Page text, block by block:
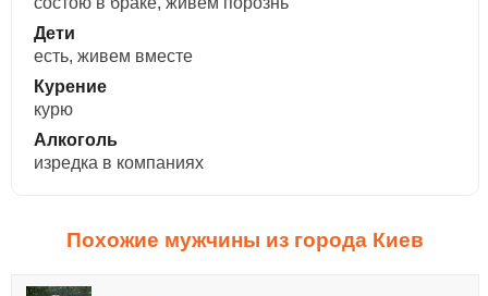
Дети
есть, живем вместе
Курение
курю
Алкоголь
изредка в компаниях
Похожие мужчины из города Киев